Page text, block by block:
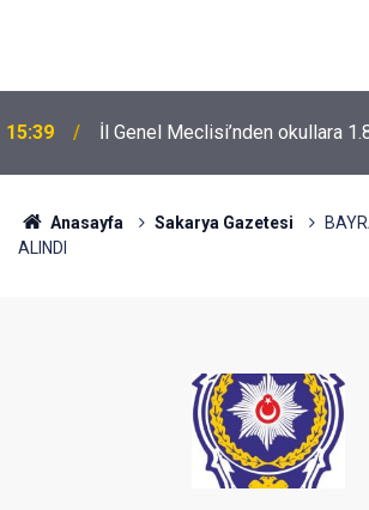
15:39 İl Genel Meclisi’nden okullara
Anasayfa Sakarya Gazetesi
ALINDI